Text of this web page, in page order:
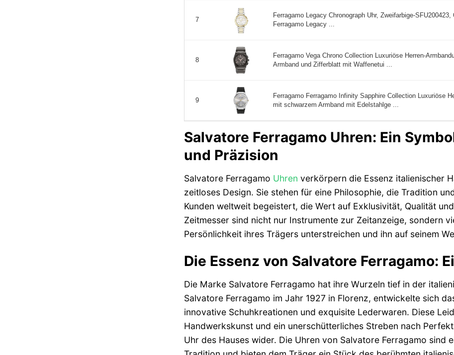
7
Ferragamo Legacy Chronograph Uhr, Zweifarbige-SFU200423,
Ferragamo Legacy ...
8
Ferragamo Vega Chrono Collection Luxuriöse Herren-
Armband und Zifferblatt mit Waffenetui ...
9
Ferragamo Ferragamo Infinity Sapphire Collection Luxuriöse
mit schwarzem Armband mit Edelstahlge ...
Salvatore Ferragamo Uhren: Ein
und Präzision
Salvatore Ferragamo Uhren verkörpern die Essenz italienischer
zeitloses Design. Sie stehen für eine Philosophie, die Tradition
Kunden weltweit begeistert, die Wert auf Exklusivität, Qualität
Zeitmesser sind nicht nur Instrumente zur Zeitanzeige, sondern
Persönlichkeit ihres Trägers unterstreichen und ihn auf seinem
Die Essenz von Salvatore Ferragamo:
Die Marke Salvatore Ferragamo hat ihre Wurzeln tief in der
Salvatore Ferragamo im Jahr 1927 in Florenz, entwickelte sich
innovative Schuhkreationen und exquisite Lederwaren. Diese
Handwerkskunst und ein unerschütterliches Streben nach
Uhr des Hauses wider. Die Uhren von Salvatore Ferragamo sind